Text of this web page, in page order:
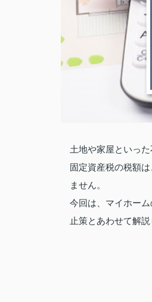
土地や家屋といっ
固定資産税の税額
ません。
今回は、マイホー
止策とあわせて解説